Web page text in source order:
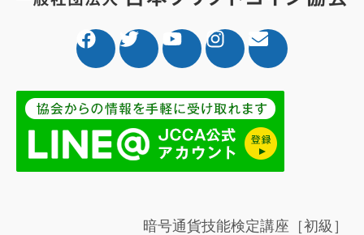
暗号通貨技能検定講座［初級］